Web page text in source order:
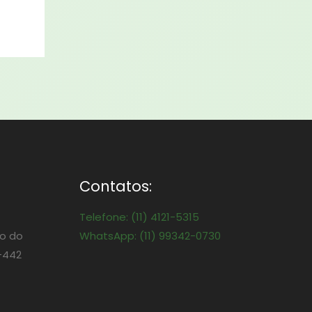
do
442
Contatos:
Telefone: (11) 4121-5315
WhatsApp: (11) 99342-0730